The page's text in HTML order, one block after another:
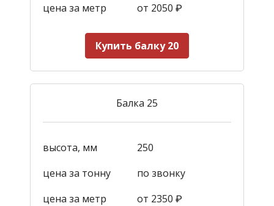
цена за метр
от 2050 ₽
Купить балку 20
Балка 25
высота, мм
250
цена за тонну
по звонку
цена за метр
от 2350 ₽